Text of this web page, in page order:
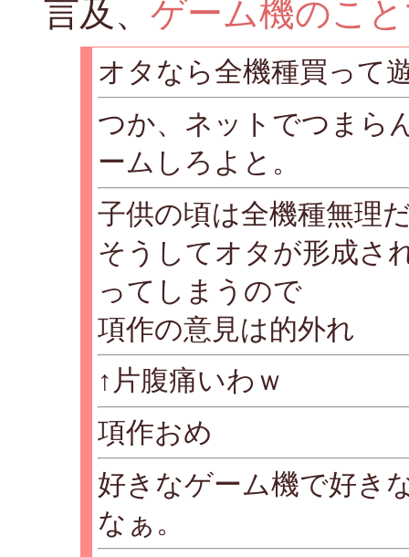
言及、 ゲーム機のこ
オタなら全機種買って
つか、ネットでつまら
ームしろよと。
子供の頃は全機種無理
そうしてオタが形成さ
ってしまうので
項作の意見は的外れ
↑片腹痛いわｗ
項作おめ
好きなゲーム機で好き
なぁ。